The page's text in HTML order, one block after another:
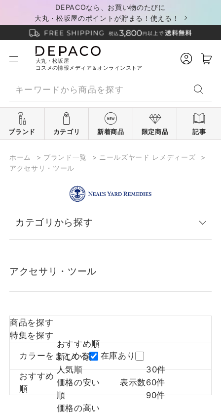
DEPACOなら、お買い物のたびに
大丸・松坂屋のポイントが貯まる！使える！
大丸・松坂屋
コスメの情報メディア＆オンラインストア
ブランド カテゴリ 新着商品 限定商品 記事
ホーム > ブランド一覧 > ニールズヤード レメディーズ
>
アクセサリ・ツール
カテゴリから探す
アクセサリ・ツール
商品を探す
特集を探す
カラーをまとめる 在庫あり
おすすめ
順
おすすめ順
新しい順
人気順
価格の安い
順
価格の高い
表示数
30件
60件
90件